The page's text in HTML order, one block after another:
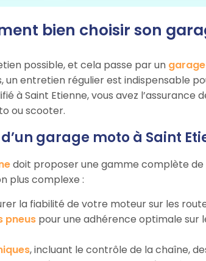
bien choisir son
possible, et cela passe par un
un entretien régulier est indispensable
à Saint Etienne, vous avez
ou scooter.
garage moto à Saint
doit proposer une gamme complète de
plus complexe :
la fiabilité de votre moteur sur les
pneus pour une adhérence optimale sur
, incluant le contrôle de la chaîne,